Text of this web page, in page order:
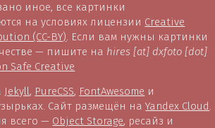
иное, все картинки
на условиях лицензии Creative
(CC-BY). Если вам нужны картинки
— пишите на hires [at] dxfoto [dot]
Safe Creative
Jekyll, PureCSS, FontAwesome и
Сайт размещён наYandex Cloud
всего — Object Storage, ресайз и